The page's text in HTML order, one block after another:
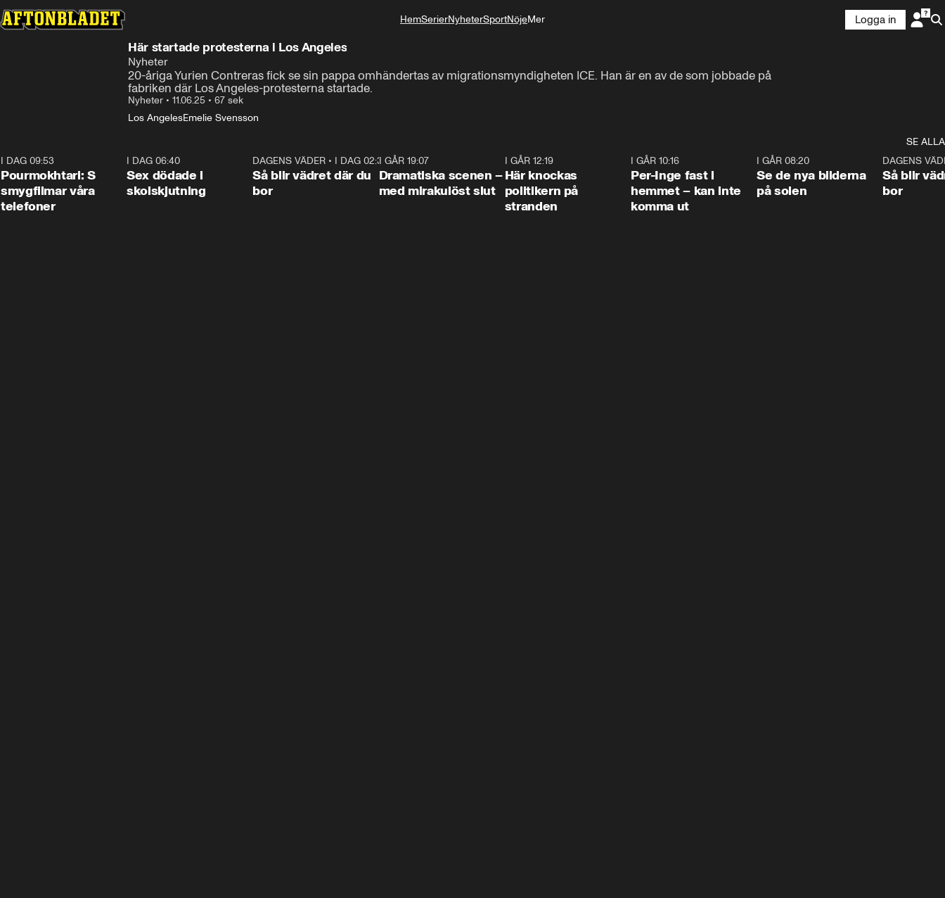
HemSerierNyheterSportNöjeMer
Logga in
Här startade protesterna i Los Angeles
Nyheter
20-åriga Yurien Contreras fick se sin pappa omhändertas av migrationsmyndigheten ICE. Han är en av de som jobbade på
fabriken där Los Angeles-protesterna startade.
Nyheter • 11.06.25 • 67 sek
Los AngelesEmelie Svensson
SE ALLA
I DAG 09:53
Pourmokhtari: S
smygfilmar våra
telefoner
I DAG 06:40
Sex dödade i
skolskjutning
1:06
DAGENS VÄDER • I DAG 02:30
Så blir vädret där du
bor
I GÅR 19:07
Dramatiska scenen –
med mirakulöst slut
I GÅR 12:19
Här knockas
politikern på
stranden
I GÅR 10:16
Per-Inge fast i
hemmet – kan inte
komma ut
I GÅR 08:20
Se de nya bilderna
på solen
DAGENS
Så blir
bor